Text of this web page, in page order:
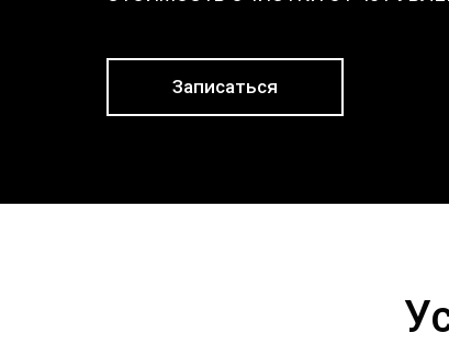
Записаться